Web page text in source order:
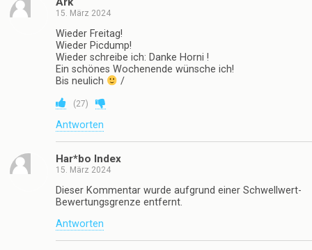
15. März 2024
Wieder Freitag!
Wieder Picdump!
Wieder schreibe ich: Danke Horni !
Ein schönes Wochenende wünsche ich!
Bis neulich
/
(27)
Antworten
Har*bo Index
15. März 2024
Dieser Kommentar wurde aufgrund einer Schwellwert-
Bewertungsgrenze entfernt.
Antworten